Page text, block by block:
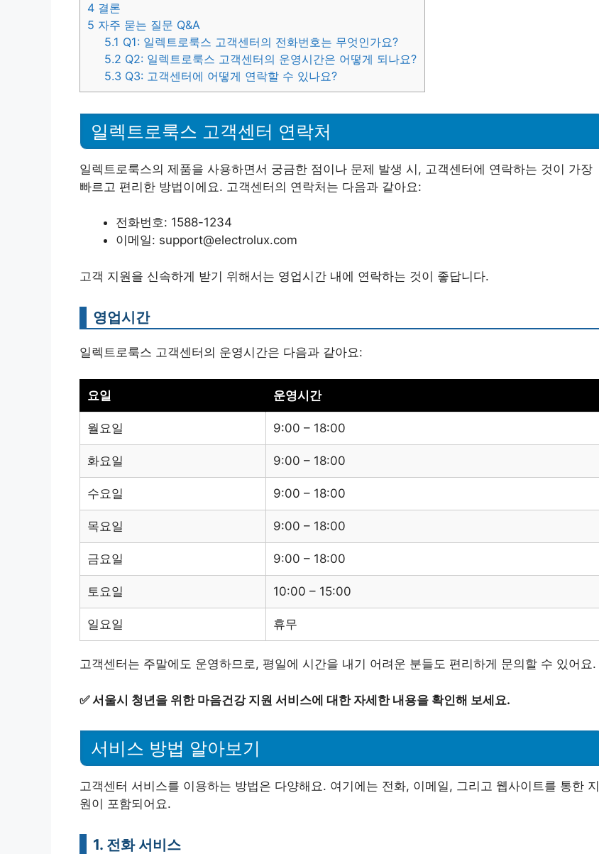
4 결론
5 자주 묻는 질문 Q&A
5.1 Q1: 일렉트로룩스 고객센터의 전화번호는 무엇인가요?
5.2 Q2: 일렉트로룩스 고객센터의 운영시간은 어떻게 되나요?
5.3 Q3: 고객센터에 어떻게 연락할 수 있나요?
일렉트로룩스 고객센터 연락처
일렉트로룩스의 제품을 사용하면서 궁금한 점이나 문제 발생 시, 고객센터에 연락하는 것이 가장
빠르고 편리한 방법이에요. 고객센터의 연락처는 다음과 같아요:
전화번호: 1588-1234
이메일: support@electrolux.com
고객 지원을 신속하게 받기 위해서는 영업시간 내에 연락하는 것이 좋답니다.
영업시간
일렉트로룩스 고객센터의 운영시간은 다음과 같아요:
요일 운영시간
월요일 9:00 – 18:00
화요일 9:00 – 18:00
수요일 9:00 – 18:00
목요일 9:00 – 18:00
금요일 9:00 – 18:00
토요일 10:00 – 15:00
일요일 휴무
고객센터는 주말에도 운영하므로, 평일에 시간을 내기 어려운 분들도 편리하게 문의할 수 있어요.
✅서울시 청년을 위한 마음건강 지원 서비스에 대한 자세한 내용을 확인해 보세요.
서비스 방법 알아보기
고객센터 서비스를 이용하는 방법은 다양해요. 여기에는 전화, 이메일, 그리고 웹사이트를 통한 지
원이 포함되어요.
1. 전화 서비스